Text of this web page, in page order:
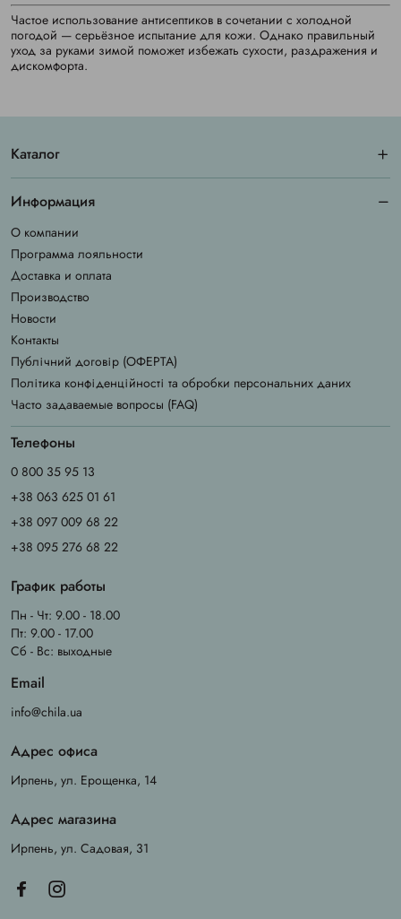
Частое использование антисептиков в сочетании с холодной
погодой — серьёзное испытание для кожи. Однако правильный
уход за руками зимой поможет избежать сухости, раздражения и
дискомфорта.
Каталог
Информация
О компании
Программа лояльности
Доставка и оплата
Производство
Новости
Контакты
Публічний договір (ОФЕРТА)
Політика конфіденційності та обробки персональних даних
Часто задаваемые вопросы (FAQ)
Телефоны
0 800 35 95 13
+38 063 625 01 61
+38 097 009 68 22
+38 095 276 68 22
График работы
Пн - Чт: 9.00 - 18.00
Пт: 9.00 - 17.00
Сб - Вс: выходные
Email
info@chila.ua
Адрес офиса
Ирпень, ул. Ерощенка, 14
Адрес магазина
Ирпень, ул. Садовая, 31